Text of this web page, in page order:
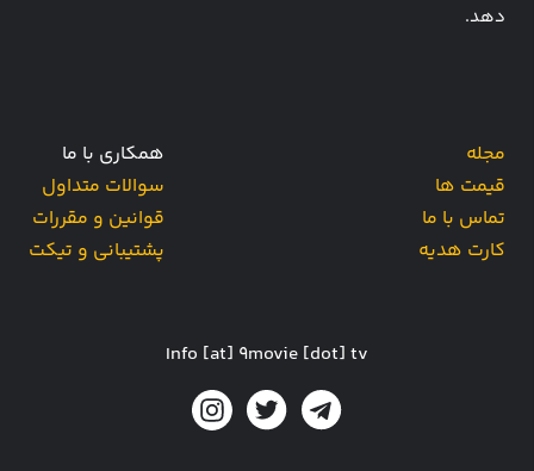
دهد.
مجله
قیمت ها
تماس با ما
کارت هدیه
همکاری با ما
سوالات متداول
قوانین و مقررات
پشتیبانی و تیکت
Info [at] 9movie [dot] tv